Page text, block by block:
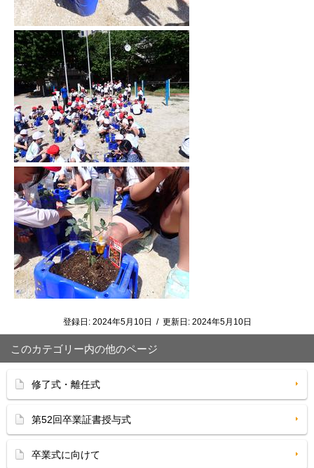
登録日: 2024年5月10日 / 更新日: 2024年5月10日
このカテゴリー内の他のページ
修了式・離任式
第52回卒業証書授与式
卒業式に向けて